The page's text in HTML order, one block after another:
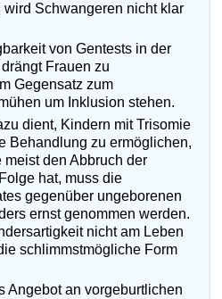
wird Schwangeren nicht klar
von Gentests in der
Frauen zu
Gegensatz zum
um Inklusion stehen.
dient, Kindern mit Trisomie
Behandlung zu ermöglichen,
den Abbruch der
hat, muss die
gegenüber ungeborenen
ernst genommen werden.
nicht am Leben
schlimmstmögliche Form
Angebot an vorgeburtlichen